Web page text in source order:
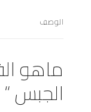
الوصف
ماهو
الجبس “